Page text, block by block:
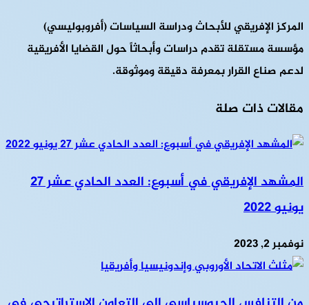
المركز الإفريقي للأبحاث ودراسة السياسات (أفروبوليسي)
مؤسسة مستقلة تقدم دراسات وأبحاثاً حول القضايا الأفريقية
لدعم صناع القرار بمعرفة دقيقة وموثوقة.
مقالات ذات صلة
المشهد الإفريقي في أسبوع: العدد الحادي عشر 27
يونيو 2022
نوفمبر 2, 2023